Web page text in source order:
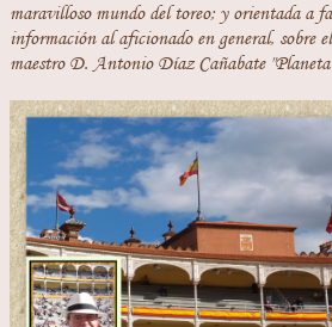
maravilloso mundo del toreo; y orientada a
información al aficionado en general, sobre
maestro D. Antonio Díaz Cañabate "Planeta